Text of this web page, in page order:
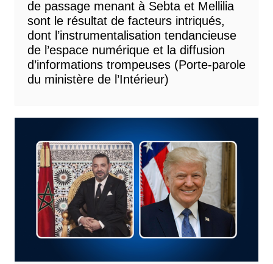
de passage menant à Sebta et Mellilia
sont le résultat de facteurs intriqués,
dont l’instrumentalisation tendancieuse
de l’espace numérique et la diffusion
d’informations trompeuses (Porte-parole
du ministère de l’Intérieur)